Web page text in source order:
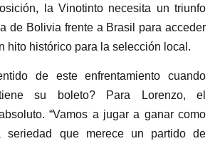
la Vinotinto necesita un triunfo
de Bolivia frente a Brasil para acceder
hito histórico para la selección local.
de este enfrentamiento cuando
su boleto? Para Lorenzo, el
“Vamos a jugar a ganar como
seriedad que merece un partido de